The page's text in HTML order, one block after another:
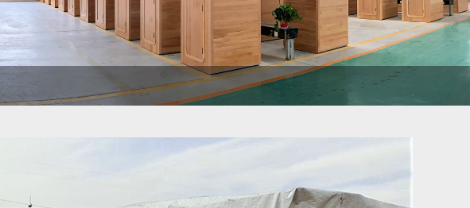
历程 企业文化
阳光U板系列
展示 仓储运输
知识 环游世界
长者